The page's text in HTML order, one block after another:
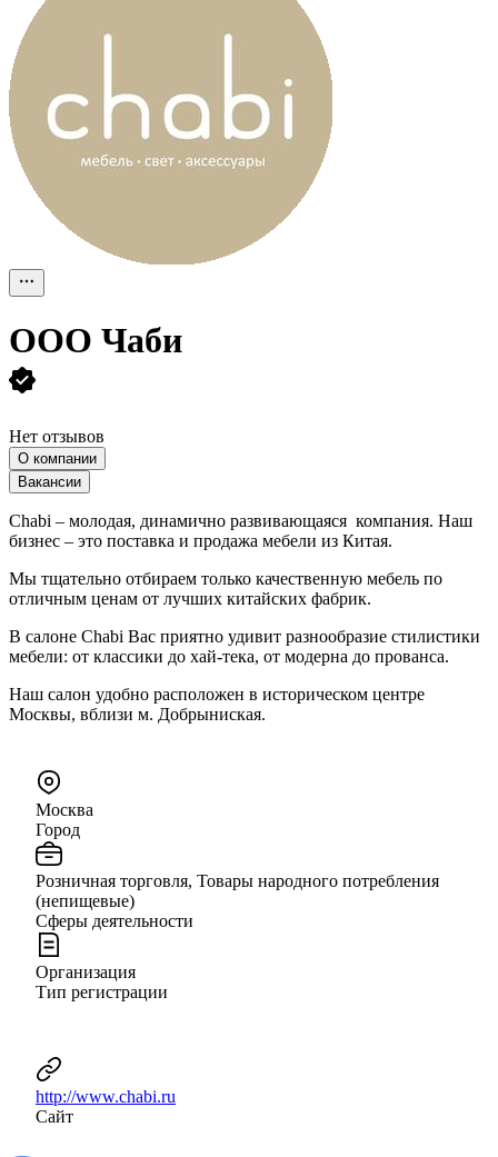
ООО Чаби
Нет отзывов
О компании
Вакансии
Chabi – молодая, динамично развивающаяся компания. Наш
бизнес – это поставка и продажа мебели из Китая.
Мы тщательно отбираем только качественную мебель по
отличным ценам от лучших китайских фабрик.
В салоне Chabi Вас приятно удивит разнообразие стилистики
мебели: от классики до хай-тека, от модерна до прованса.
Наш салон удобно расположен в историческом центре
Москвы, вблизи м. Добрыниская.
Москва
Город
Розничная торговля, Товары народного потребления
(непищевые)
Сферы деятельности
Организация
Тип регистрации
http://www.chabi.ru
Сайт